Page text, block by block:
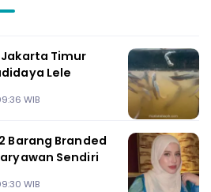
Timur
Lele
WIB
Barang Branded
Sendiri
WIB